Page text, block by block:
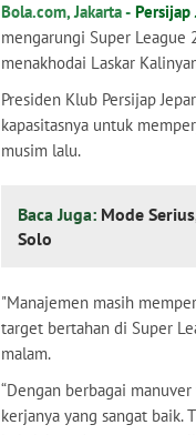
Bola.com, Jakarta - Persijap
mengarungi Super League
menakhodai Laskar
Presiden Klub Persijap
kapasitasnya untuk
musim lalu.
Baca Juga: Mode
Solo
"Manajemen masih
target bertahan di Super
malam.
“Dengan berbagai
kerjanya yang sangat baik.